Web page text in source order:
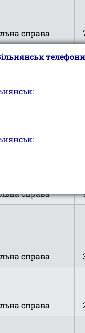
справа
справа
справа
справа
справа
телефони